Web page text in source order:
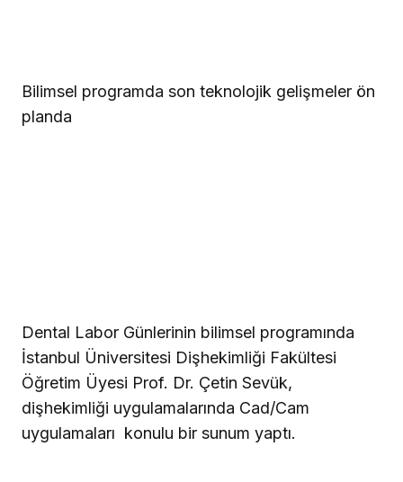
Bilimsel programda son teknolojik gelişmeler ön
planda
Dental Labor Günlerinin bilimsel programında
İstanbul Üniversitesi Dişhekimliği Fakültesi
Öğretim Üyesi Prof. Dr. Çetin Sevük,
dişhekimliği uygulamalarında Cad/Cam
uygulamaları konulu bir sunum yaptı.